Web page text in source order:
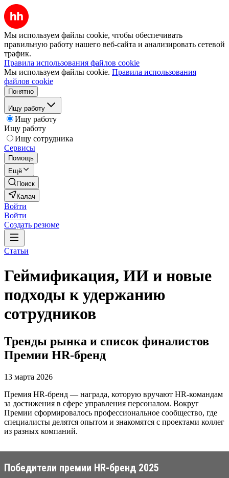
Мы используем файлы cookie, чтобы обеспечивать
правильную работу нашего веб-сайта и анализировать сетевой
трафик.
Правила использования файлов cookie
Мы используем файлы cookie. Правила использования
файлов cookie
Понятно
Ищу работу
Ищу работу
Ищу работу
Ищу сотрудника
Сервисы
Помощь
Ещё
Поиск
Калач
Войти
Войти
Создать резюме
Статьи
Геймификация, ИИ и новые
подходы к удержанию
сотрудников
Тренды рынка и список финалистов
Премии HR-бренд
13 марта 2026
Премия HR-бренд — награда, которую вручают HR-командам
за достижения в сфере управления персоналом. Вокруг
Премии сформировалось профессиональное сообщество, где
специалисты делятся опытом и знакомятся с проектами коллег
из разных компаний.
Победители премии HR-бренд 2025